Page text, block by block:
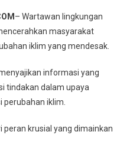
Untuk
Pelestarian
Lingkungan
Penanggulangan
Perubahan
Iklim
– Wartawan lingkungan
masyarakat
iklim yang mendesak.
informasi yang
tindakan dalam upaya
iklim.
peran krusial yang dimainkan